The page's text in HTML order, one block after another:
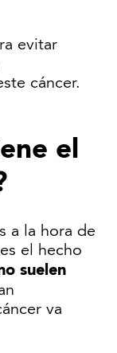
evitar
cáncer.
el
a la hora de
el hecho
suelen
va